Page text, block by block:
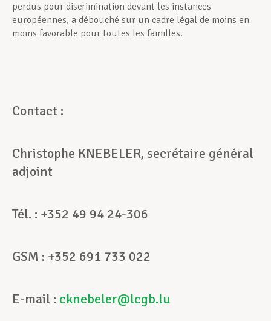
perdus pour discrimination devant les instances
européennes, a débouché sur un cadre légal de moins en
moins favorable pour toutes les familles.
Contact :
Christophe KNEBELER, secrétaire général
adjoint
Tél. : +352 49 94 24-306
GSM : +352 691 733 022
E-mail : cknebeler@lcgb.lu